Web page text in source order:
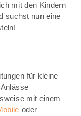
mit den Kindern
suchst nun eine
für kleine
mit einem
oder